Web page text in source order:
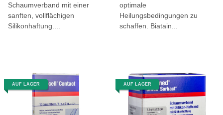
Schaumverband mit einer
sanften, vollflächigen
Silikonhaftung....
optimale
Heilungsbedingungen zu
schaffen. Biatain...
AUF LAGER AUF LAGER